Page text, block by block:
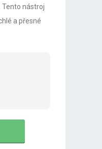
Tento nástroj
a přesné